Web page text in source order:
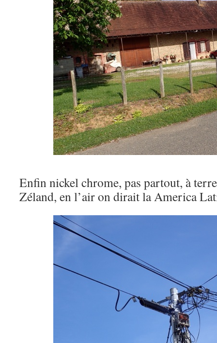
Enfin nickel chrome, pas partout, à
Zéland, en l’air on dirait la America